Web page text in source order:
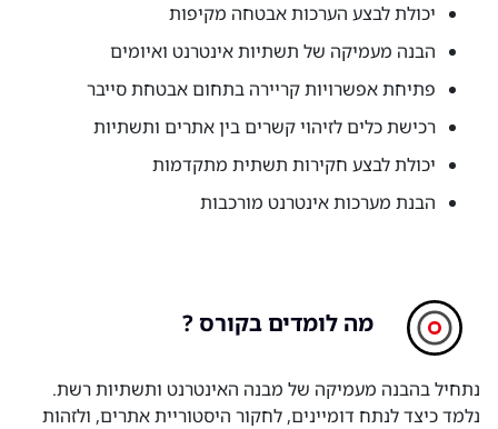
יכולת לבצע הערכות אבטחה מקיפות
הבנה מעמיקה של תשתיות אינטרנט ואיומים
פתיחת אפשרויות קריירה בתחום אבטחת סייבר
רכישת כלים לזיהוי קשרים בין אתרים ותשתיות
יכולת לבצע חקירות תשתית מתקדמות
הבנת מערכות אינטרנט מורכבות
מה לומדים בקורס ?
נתחיל בהבנה מעמיקה של מבנה האינטרנט ותשתיות רשת.
נלמד כיצד לנתח דומיינים, לחקור היסטוריית אתרים, ולזהות